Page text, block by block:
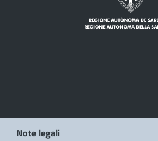
Note legali